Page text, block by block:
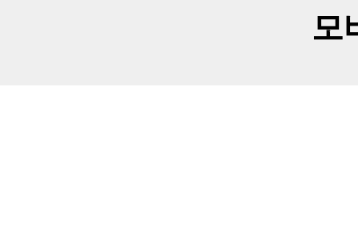
모